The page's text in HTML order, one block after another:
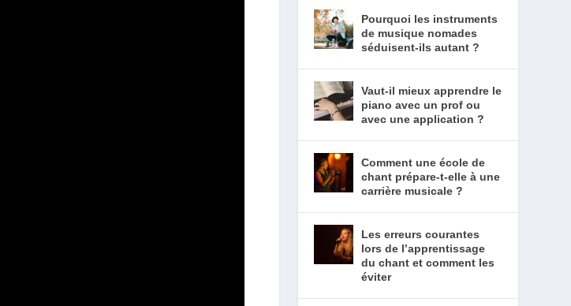
Pourquoi les instruments
de musique nomades
séduisent-ils autant ?
Vaut-il mieux apprendre le
piano avec un prof ou
avec une application ?
Comment une école de
chant prépare-t-elle à une
carrière musicale ?
Les erreurs courantes
lors de l’apprentissage
du chant et comment les
éviter